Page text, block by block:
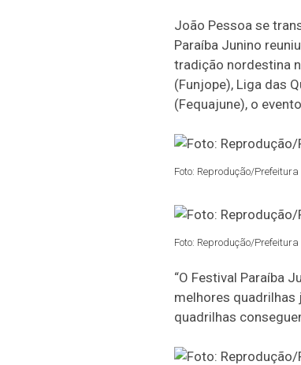
João Pessoa se
Paraíba Junino
tradição nordestina
(Funjope), Liga das
(Fequajune), o
Foto: Reprodução/
Foto: Reprodução/
“O Festival Paraíba
melhores quadrilhas
quadrilhas